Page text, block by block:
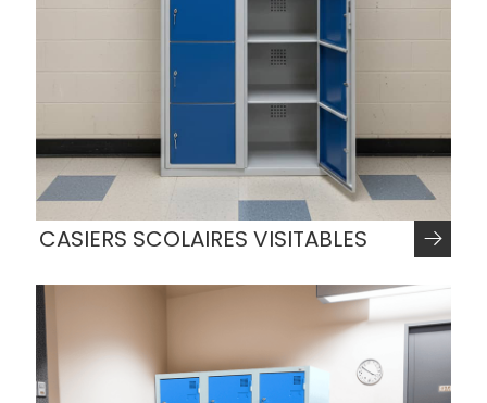
CASIERS SCOLAIRES VISITABLES